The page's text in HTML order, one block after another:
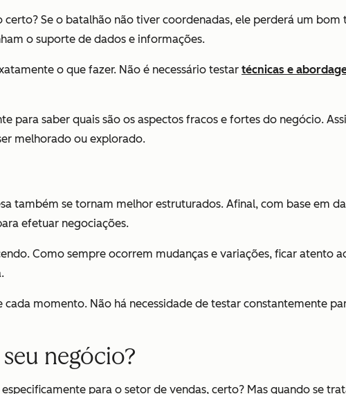
Se o batalhão não tiver coordenadas, ele perderá um bom
o suporte de dados e informações.
o que fazer. Não é necessário testar técnicas e
para saber quais são os aspectos fracos e fortes do negócio.
melhorado ou explorado.
também se tornam melhor estruturados. Afinal, com base em
efetuar negociações.
Como sempre ocorrem mudanças e variações, ficar
momento. Não há necessidade de testar constantemente
negócio?
para o setor de vendas, certo? Mas quando se